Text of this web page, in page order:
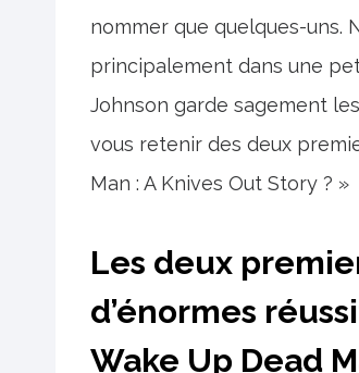
nommer que quelques-uns.
principalement dans une
Johnson garde sagement
vous retenir des deux
Man : A Knives Out Story ? »
Les deux
d’énormes
Wake Up Dead